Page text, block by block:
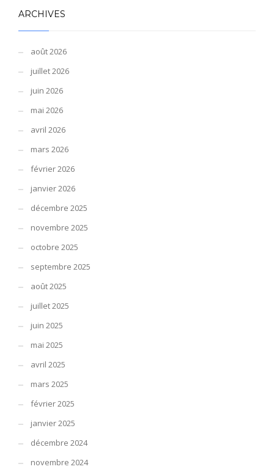
ARCHIVES
août 2026
juillet 2026
juin 2026
mai 2026
avril 2026
mars 2026
février 2026
janvier 2026
décembre 2025
novembre 2025
octobre 2025
septembre 2025
août 2025
juillet 2025
juin 2025
mai 2025
avril 2025
mars 2025
février 2025
janvier 2025
décembre 2024
novembre 2024